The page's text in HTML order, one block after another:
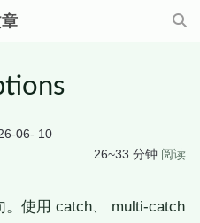
06- 10
26~33 分钟 阅读
使用 catch、 multi-catch